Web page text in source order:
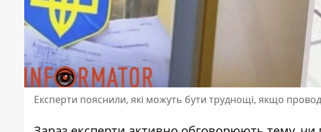
Експерти пояснили, які можуть бути труднощі, якщо